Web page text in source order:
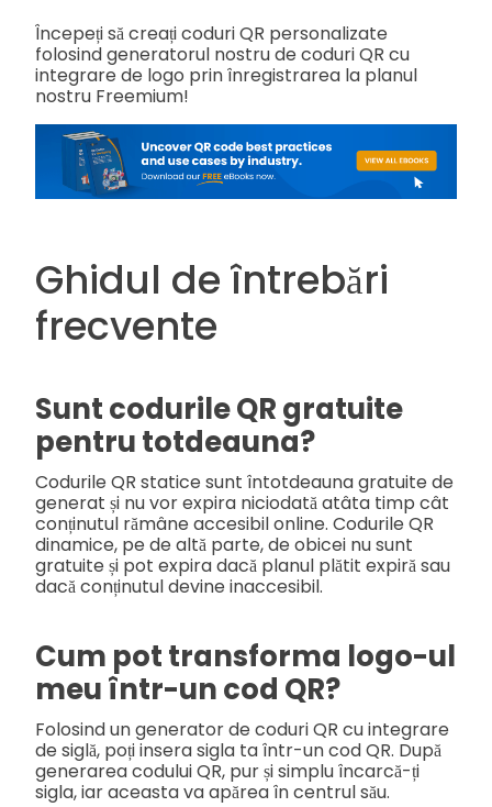
Începeți să creați coduri QR personalizate
folosind generatorul nostru de coduri QR cu
integrare de logo prin înregistrarea la planul
nostru Freemium!
Ghidul de întrebări
frecvente
Sunt codurile QR gratuite
pentru totdeauna?
Codurile QR statice sunt întotdeauna gratuite de
generat și nu vor expira niciodată atâta timp cât
conținutul rămâne accesibil online. Codurile QR
dinamice, pe de altă parte, de obicei nu sunt
gratuite și pot expira dacă planul plătit expiră sau
dacă conținutul devine inaccesibil.
Cum pot transforma logo-ul
meu într-un cod QR?
Folosind un generator de coduri QR cu integrare
de siglă, poți insera sigla ta într-un cod QR. După
generarea codului QR, pur și simplu încarcă-ți
sigla, iar aceasta va apărea în centrul său.